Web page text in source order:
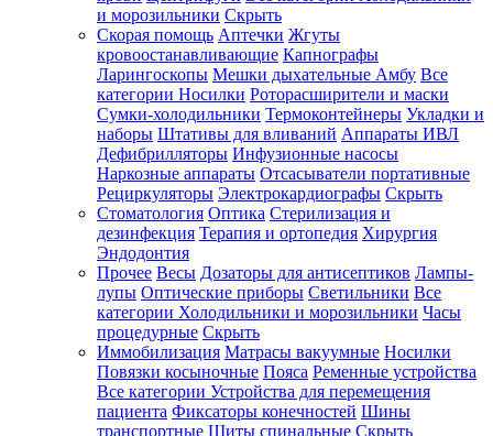
и морозильники Скрыть
Скорая помощь Аптечки Жгуты
кровоостанавливающие Капнографы
Ларингоскопы Мешки дыхательные Амбу Все
категории Носилки Роторасширители и маски
Сумки-холодильники Термоконтейнеры Укладки и
наборы Штативы для вливаний Аппараты ИВЛ
Дефибрилляторы Инфузионные насосы
Наркозные аппараты Отсасыватели портативные
Рециркуляторы Электрокардиографы Скрыть
Стоматология Оптика Стерилизация и
дезинфекция Терапия и ортопедия Хирургия
Эндодонтия
Прочее Весы Дозаторы для антисептиков Лампы-
лупы Оптические приборы Светильники Все
категории Холодильники и морозильники Часы
процедурные Скрыть
Иммобилизация Матрасы вакуумные Носилки
Повязки косыночные Пояса Ременные устройства
Все категории Устройства для перемещения
пациента Фиксаторы конечностей Шины
транспортные Щиты спинальные Скрыть